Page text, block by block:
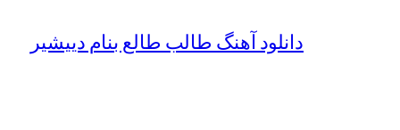
دانلود آهنگ طالب طالع بنام دییشیر